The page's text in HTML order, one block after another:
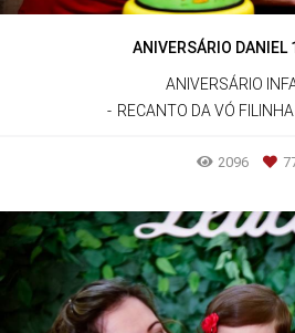
ANIVERSÁRIO DANIEL
ANIVERSÁRIO
RECANTO DA VÓ
2096